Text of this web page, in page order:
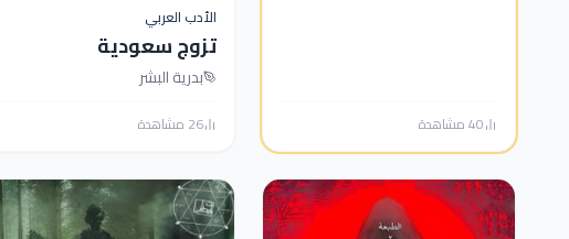
40 مشاهدة
الأدب العربي
تزوج سعودية
بدرية البشر
26 مشاهدة